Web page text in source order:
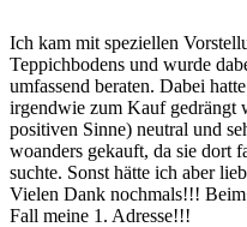
Ich kam mit speziellen
Teppichbodens und wurde
umfassend beraten. Dabei
irgendwie zum Kauf gedrängt
positiven Sinne) neutral und
woanders gekauft, da sie dort
suchte. Sonst hätte ich aber
Vielen Dank nochmals!!! Beim
Fall meine 1. Adresse!!!